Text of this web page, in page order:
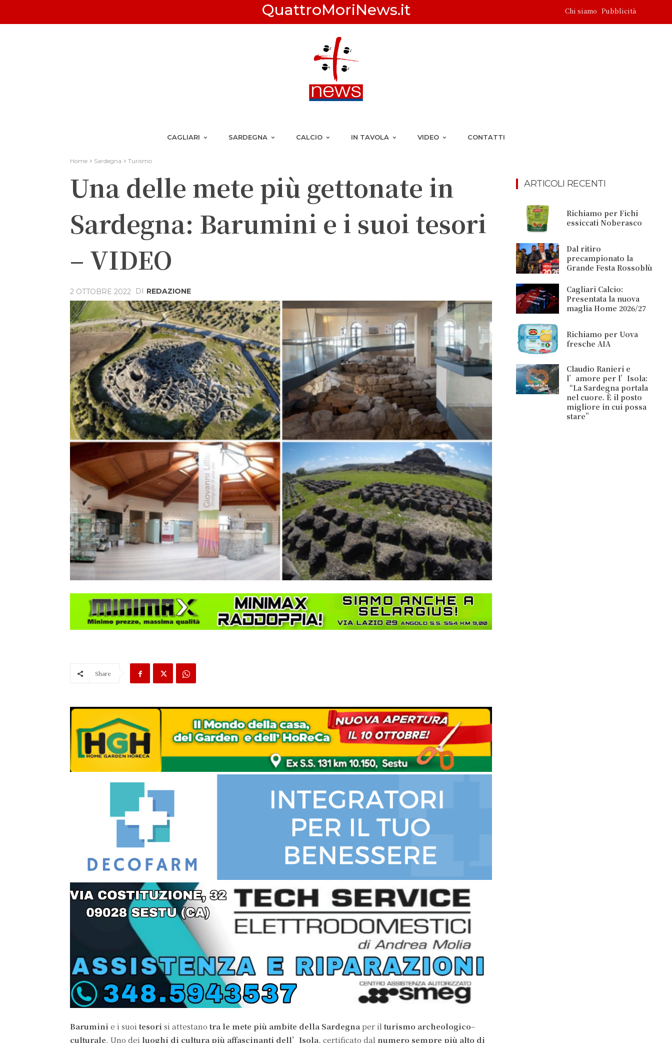
QuattroMoriNews.it Chi siamo Pubblicità
CAGLIARI SARDEGNA CALCIO IN TAVOLA VIDEO CONTATTI
Home Sardegna Turismo
Una delle mete più gettonate in
Sardegna: Barumini e i suoi tesori
– VIDEO
2 OTTOBRE 2022 DI REDAZIONE
Share
Barumini e i suoitesori si attestanotra le mete più ambite della Sardegna per ilturismo archeologico–
culturale. Uno dei luoghi di cultura più affascinanti dell’Isola, certificato dal numero sempre più alto di
ARTICOLI RECENTI
Richiamo per Fichi
essiccati Noberasco
Dal ritiro
precampionato la
Grande Festa Rossoblù
Cagliari Calcio:
Presentata la nuova
maglia Home 2026/27
Richiamo per Uova
fresche AIA
Claudio Ranieri e
l’amore per l’Isola:
“La Sardegna portala
nel cuore. È il posto
migliore in cui possa
stare”